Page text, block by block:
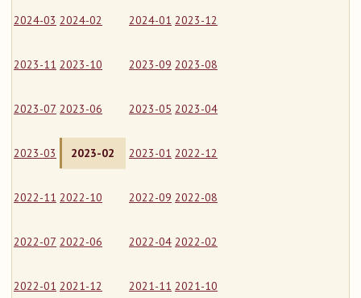
2024-03 2024-02 2024-01 2023-12
2023-11 2023-10 2023-09 2023-08
2023-07 2023-06 2023-05 2023-04
2023-03 2023-02 2023-01 2022-12
2022-11 2022-10 2022-09 2022-08
2022-07 2022-06 2022-04 2022-02
2022-01 2021-12 2021-11 2021-10